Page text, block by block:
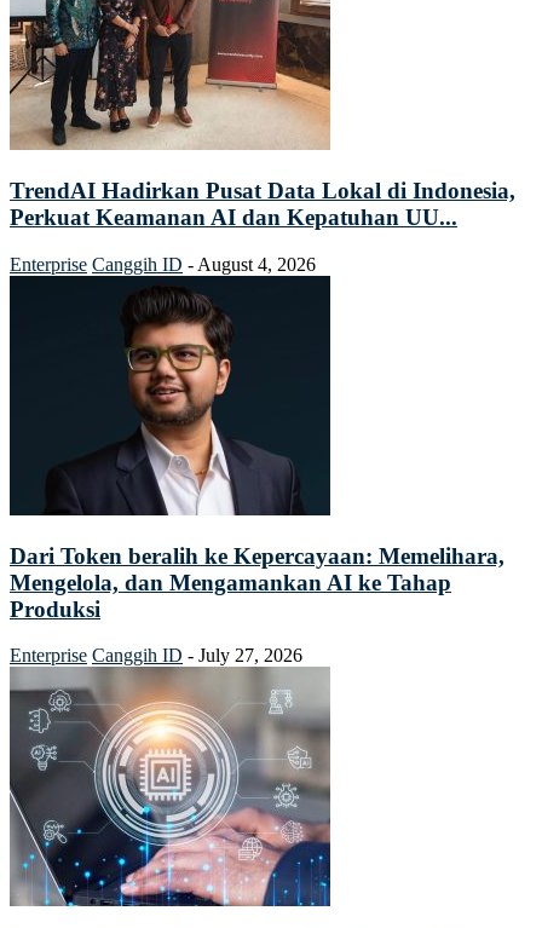
TrendAI Hadirkan Pusat Data Lokal di Indonesia,
Perkuat Keamanan AI dan Kepatuhan UU...
Enterprise Canggih ID - August 4, 2026
Dari Token beralih ke Kepercayaan: Memelihara,
Mengelola, dan Mengamankan AI ke Tahap
Produksi
Enterprise Canggih ID - July 27, 2026